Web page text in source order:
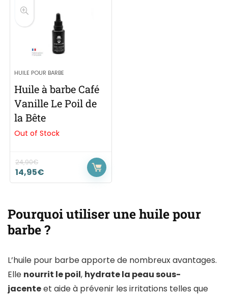
HUILE POUR BARBE
Huile à barbe Café
Vanille Le Poil de
la Bête
Out of Stock
24,90€
14,95€
Pourquoi utiliser une huile pour
barbe ?
L’huile pour barbe apporte de nombreux avantages.
Elle nourrit le poil, hydrate la peau sous-
jacenteet aide à prévenir les irritations telles que